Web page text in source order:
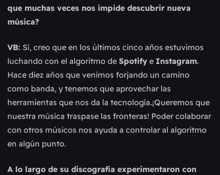
que muchas veces nos impide descubrir nueva
música?
VB: Sí, creo que en los últimos cinco años estuvimos
luchando con el algoritmo de Spotify e Instagram.
Hace diez años que venimos forjando un camino
como banda, y tenemos que aprovechar las
herramientas que nos da la tecnología.¡Queremos que
nuestra música traspase las fronteras! Poder colaborar
con otros músicos nos ayuda a controlar al algoritmo
en algún punto.
A lo largo de su discografía experimentaron con